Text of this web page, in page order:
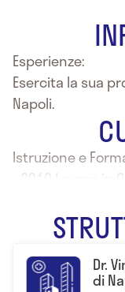
Esperienze:
Esercita la sua
Napoli.
Istruzione e
- 2010 Laurea
presso la
Dr.
di